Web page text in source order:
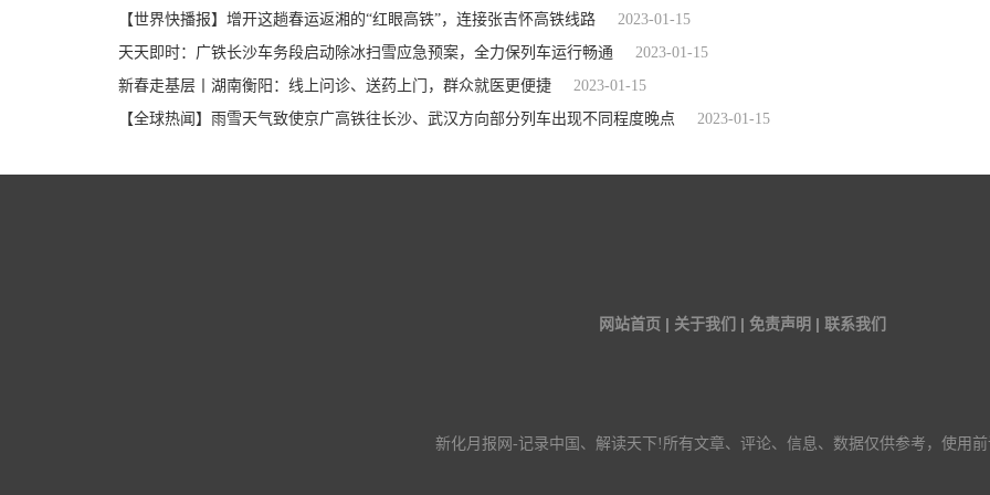
【世界快播报】增开这趟春运返湘的“红眼高铁”，连接张吉怀高铁线路
2023-01-15
天天即时：广铁长沙车务段启动除冰扫雪应急预案，全力保列车运行畅通
2023-01-15
新春走基层丨湖南衡阳：线上问诊、送药上门，群众就医更便捷
2023-01-15
【全球热闻】雨雪天气致使京广高铁往长沙、武汉方向部分列车出现不同程度晚点
2023-01-15
网站首页 | 关于我们 | 免责声明 | 联系我们
新化月报网-记录中国、解读天下!所有文章、评论、信息、数据仅供参考，使用